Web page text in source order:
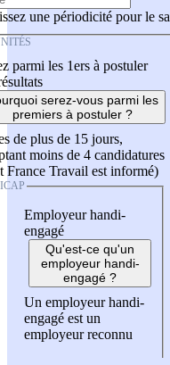
une périodicité pour le
parmi les 1ers à postuler
serez-vous parmi les
premiers à postuler ?
de plus de 15 jours,
moins de 4 candidatures
France Travail est informé)
Employeur handi-
engagé
Qu'est-ce qu'un
employeur handi-
engagé ?
Un employeur handi-
engagé est un
employeur reconnu